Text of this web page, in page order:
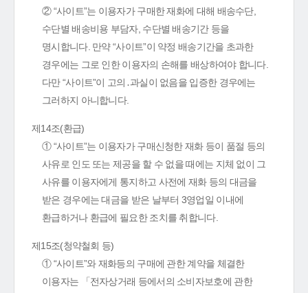
② “사이트”는 이용자가 구매한 재화에 대해 배송수단,
수단별 배송비용 부담자, 수단별 배송기간 등을
명시합니다. 만약 “사이트”이 약정 배송기간을 초과한
경우에는 그로 인한 이용자의 손해를 배상하여야 합니다.
다만 “사이트”이 고의․과실이 없음을 입증한 경우에는
그러하지 아니합니다.
제14조(환급)
① “사이트”는 이용자가 구매신청한 재화 등이 품절 등의
사유로 인도 또는 제공을 할 수 없을 때에는 지체 없이 그
사유를 이용자에게 통지하고 사전에 재화 등의 대금을
받은 경우에는 대금을 받은 날부터 3영업일 이내에
환급하거나 환급에 필요한 조치를 취합니다.
제15조(청약철회 등)
① “사이트”와 재화등의 구매에 관한 계약을 체결한
이용자는 「전자상거래 등에서의 소비자보호에 관한